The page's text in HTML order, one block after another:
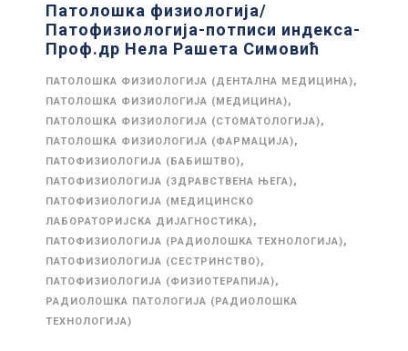
Патолошка физиологија/
Патофизиологија-потписи индекса-
Проф.др Нела Рашета Симовић
ПАТОЛОШКА ФИЗИОЛОГИЈА (ДЕНТАЛНА МЕДИЦИНА),
ПАТОЛОШКА ФИЗИОЛОГИЈА (МЕДИЦИНА),
ПАТОЛОШКА ФИЗИОЛОГИЈА (СТОМАТОЛОГИЈА),
ПАТОЛОШКА ФИЗИОЛОГИЈА (ФАРМАЦИЈА),
ПАТОФИЗИОЛОГИЈА (БАБИШТВО),
ПАТОФИЗИОЛОГИЈА (ЗДРАВСТВЕНА ЊЕГА),
ПАТОФИЗИОЛОГИЈА (МЕДИЦИНСКО
ЛАБОРАТОРИЈСКА ДИЈАГНОСТИКА),
ПАТОФИЗИОЛОГИЈА (РАДИОЛОШКА ТЕХНОЛОГИЈА),
ПАТОФИЗИОЛОГИЈА (СЕСТРИНСТВО),
ПАТОФИЗИОЛОГИЈА (ФИЗИОТЕРАПИЈА),
РАДИОЛОШКА ПАТОЛОГИЈА (РАДИОЛОШКА
ТЕХНОЛОГИЈА)